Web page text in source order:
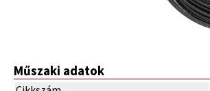
Műszaki adatok